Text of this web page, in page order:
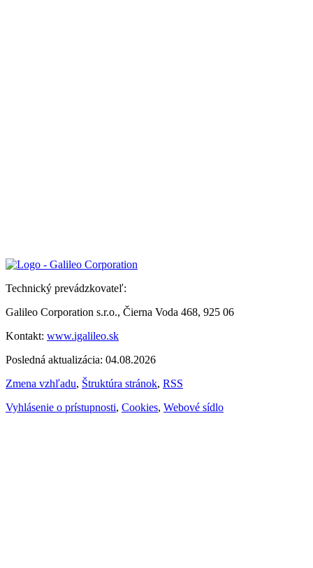
Technický prevádzkovateľ:
Galileo Corporation s.r.o., Čierna Voda 468, 925 06
Kontakt: www.igalileo.sk
Posledná aktualizácia: 04.08.2026
Zmena vzhľadu, Štruktúra stránok, RSS
Vyhlásenie o prístupnosti, Cookies, Webové sídlo